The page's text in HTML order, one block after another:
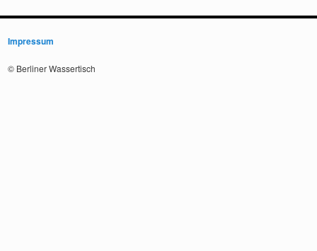
Impressum
© Berliner Wassertisch